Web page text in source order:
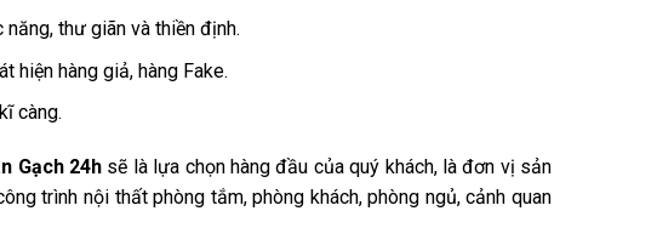
thư giãn và thiền định.
hiện hàng giả, hàng Fake.
càng.
Gạch 24h sẽ là lựa chọn hàng đầu của quý khách, là đơn vị sản
trình nội thất phòng tắm, phòng khách, phòng ngủ, cảnh quan